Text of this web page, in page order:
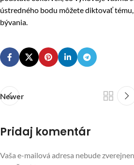
ústredného bodu môžete diktovať
bývania.
Newer
Pridaj komentár
Vaša e-mailová adresa nebude